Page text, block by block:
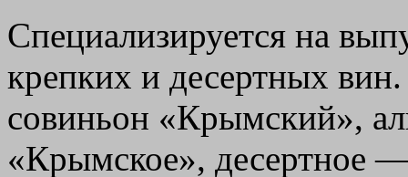
Специализируется на
крепких и десертных
совиньон «Крымский»,
«Крымское», десертное